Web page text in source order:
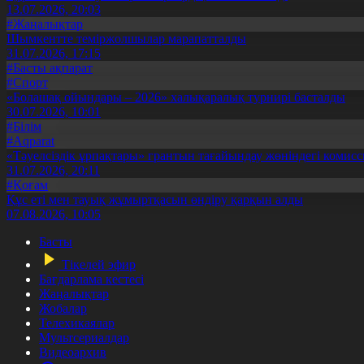
13.07.2026, 20:03
#Жаңалықтар
Шымкентте теміржолшылар марапатталды
31.07.2026, 17:15
#Басты ақпарат
#Спорт
«Болашақ ойындары – 2026» халықаралық турнирі басталды
30.07.2026, 10:01
#Білім
#Aqparat
«Тәуелсіздік ұрпақтары» грантын тағайындау жөніндегі
31.07.2026, 20:11
#Қоғам
Құс еті мен тауық жұмыртқасын өндіру қарқын алды
07.08.2026, 10:05
Басты
Тікелей эфир
Бағдарлама кестесі
Жаңалықтар
Жобалар
Телехикаялар
Мультсериалдар
Видеоархив